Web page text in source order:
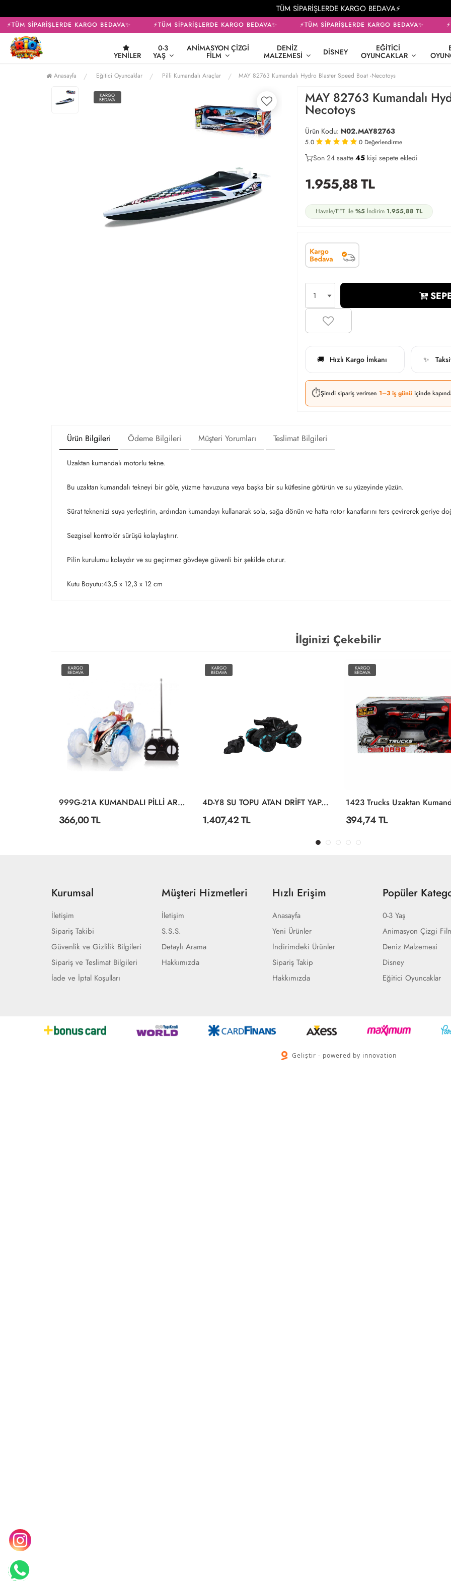
TÜM SİPARİŞLERDE KARGO BEDAVA⚡
⚡TÜM SİPARİŞLERDE KARGO BEDAVA✨ ⚡TÜM SİPARİŞLERDE KARGO BEDAVA✨ ⚡TÜM SİPARİŞLERDE KARGO BEDAVA✨
YENILER
0-3
YAŞ
ANIMASYON ÇIZGI
FILM
DENIZ
MALZEMESI DISNEY EĞITICI
OYUNCAKLAR
Anasayfa Eğitici Oyuncaklar Pilli Kumandalı Araçlar MAY 82763 Kumandalı Hydro Blaster Speed Boat -Necotoys
KARGO
BEDAVA MAY 82763 Kumandalı
Necotoys
Ürün Kodu: N02.MAY82763
5.0 0 Değerlendirme
36
Son 24 saatte 45kişi sepete ekledi
18
1.955,88TL
Havale/EFT ile %5İndirim 1.955,88 TL
🚚 Hızlı Kargo İmkanı ✨
⏱️Şimdi sipariş verirsen 1–3 iş günü içinde
Ürün Bilgileri Ödeme Bilgileri Müşteri Yorumları Teslimat Bilgileri
Uzaktan kumandalı motorlu tekne.
Bu uzaktan kumandalı tekneyi bir göle, yüzme havuzuna veya başka bir su kütlesine götürün ve su yüzeyinde yüzün.
Sürat teknenizi suya yerleştirin, ardından kumandayı kullanarak sola, sağa dönün ve hatta rotor kanatlarını ters çevirerek geriye
Sezgisel kontrolör sürüşü kolaylaştırır.
Pilin kurulumu kolaydır ve su geçirmez gövdeye güvenli bir şekilde oturur.
Kutu Boyutu:43,5 x 12,3 x 12 cm
İlginizi Çekebilir
KARGO
BEDAVA
999G-21A KUMANDALI PİLLİ ARABA
366,00 TL
KARGO
BEDAVA
4D-Y8 SU TOPU ATAN DRİFT YAPAN CASUS
1.407,42 TL
KARGO
BEDAVA
394,74 TL
Kurumsal
İletişim
Sipariş Takibi
Güvenlik ve Gizlilik Bilgileri
Sipariş ve Teslimat Bilgileri
İade ve İptal Koşulları
Müşteri Hizmetleri
İletişim
S.S.S.
Detaylı Arama
Hakkımızda
Hızlı Erişim
Anasayfa
Yeni Ürünler
İndirimdeki Ürünler
Sipariş Takip
Hakkımızda
Popüler
0-3 Yaş
Animasyon Çizgi
Deniz Malzemesi
Disney
Eğitici Oyuncaklar
Geliştir - powered by innovation